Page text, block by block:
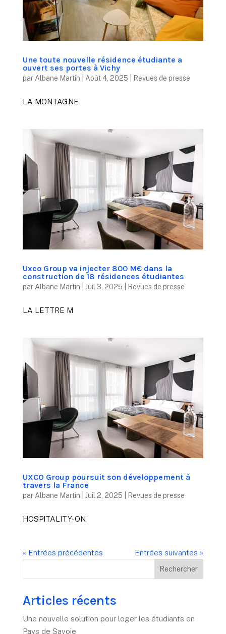
Une toute nouvelle résidence étudiante a
ouvert ses portes à Vichy
par Albane Martin Août 4, 2025 Revues de presse
LA MONTAGNE
Uxco Group va injecter 800 M€ dans la
construction de 18 résidences étudiantes
par Albane Martin Juil 3, 2025 Revues de presse
LA LETTRE M
UXCO Group poursuit son développement à
travers la France
par Albane Martin Juil 2, 2025 Revues de presse
HOSPITALITY-ON
« Entrées précédentes Entrées suivantes »
Rechercher
Articles récents
Une nouvelle solution pour loger les étudiants en
Pays de Savoie